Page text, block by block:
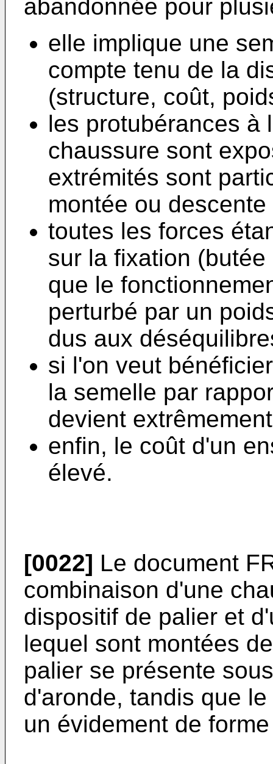
abandonnée pour
elle implique une
compte tenu de la
(structure, coût,
les protubérances à
chaussure sont
extrémités sont
montée ou
toutes les forces
sur la fixation
que le
perturbé par un
dus aux
si l'on veut
la semelle par
devient
enfin, le coût d'un
élevé.
[0022] Le document
combinaison d'une
dispositif de palier et
lequel sont montées
palier se présente
d'aronde, tandis que
un évidement de